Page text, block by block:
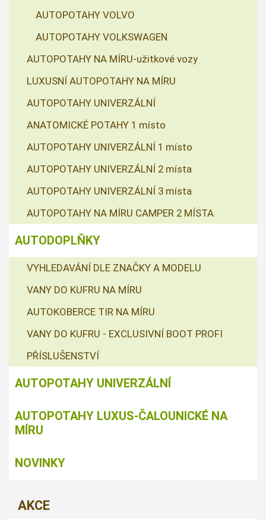
AUTOPOTAHY VOLVO
AUTOPOTAHY VOLKSWAGEN
AUTOPOTAHY NA MÍRU-užitkové vozy
LUXUSNÍ AUTOPOTAHY NA MÍRU
AUTOPOTAHY UNIVERZÁLNÍ
ANATOMICKÉ POTAHY 1 místo
AUTOPOTAHY UNIVERZÁLNÍ 1 místo
AUTOPOTAHY UNIVERZÁLNÍ 2 místa
AUTOPOTAHY UNIVERZÁLNÍ 3 místa
AUTOPOTAHY NA MÍRU CAMPER 2 MÍSTA
AUTODOPLŇKY
VYHLEDAVÁNÍ DLE ZNAČKY A MODELU
VANY DO KUFRU NA MÍRU
AUTOKOBERCE TIR NA MÍRU
VANY DO KUFRU - EXCLUSIVNÍ BOOT PROFI
PŘÍSLUŠENSTVÍ
AUTOPOTAHY UNIVERZÁLNÍ
AUTOPOTAHY LUXUS-ČALOUNICKÉ NA
MÍRU
NOVINKY
AKCE